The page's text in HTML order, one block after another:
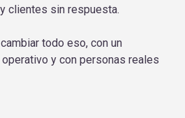
clientes sin respuesta.
todo eso, con un
y con personas reales